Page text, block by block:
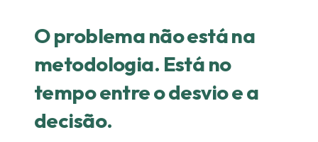
O problema não está na
metodologia. Está no
tempo entre o desvio e a
decisão.